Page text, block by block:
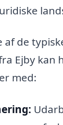
af de
Ejby kan
med: